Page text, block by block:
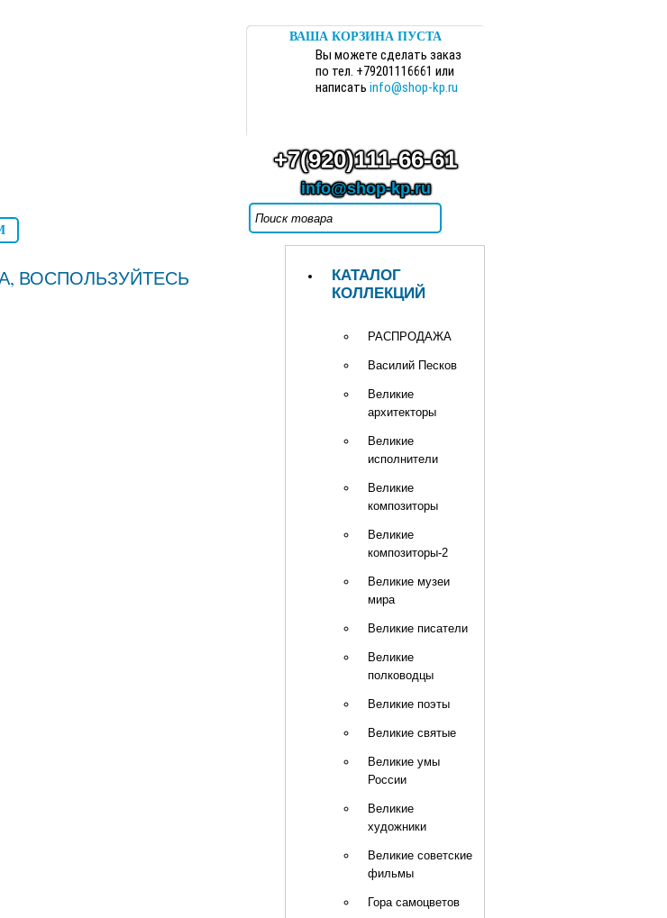
+7(920)111-66-61
info@shop-kp.ru
КАТАЛОГ
КОЛЛЕКЦИЙ
РАСПРОДАЖА
Василий Песков
Великие
архитекторы
Великие
исполнители
Великие
композиторы
Великие
композиторы-2
Великие музеи
мира
Великие писатели
Великие
полководцы
Великие поэты
Великие святые
Великие умы
России
Великие
художники
Великие советские
фильмы
Гора самоцветов
ВАША КОРЗИНА ПУСТА
Вы можете сделать заказ
по тел. +79201116661 или
написать info@shop-kp.ru
ВОСПОЛЬЗУЙТЕСЬ